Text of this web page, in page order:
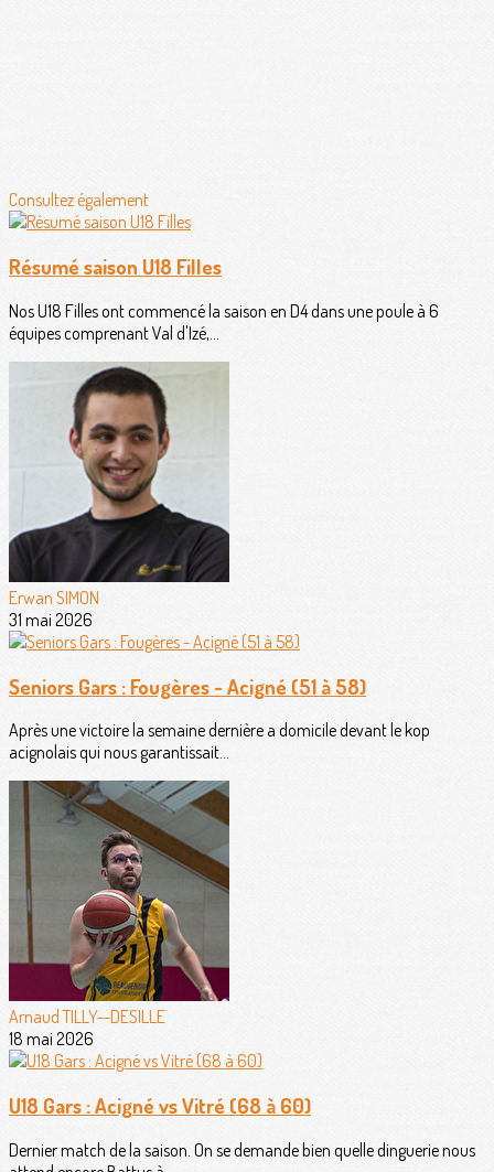
Consultez également
Résumé saison U18 Filles
Nos U18 Filles ont commencé la saison en D4 dans une poule à 6
équipes comprenant Val d'Izé,...
Erwan SIMON
31 mai 2026
Seniors Gars : Fougères - Acigné (51 à 58)
Après une victoire la semaine dernière a domicile devant le kop
acignolais qui nous garantissait...
Arnaud TILLY--DESILLE
18 mai 2026
U18 Gars : Acigné vs Vitré (68 à 60)
Dernier match de la saison. On se demande bien quelle dinguerie nous